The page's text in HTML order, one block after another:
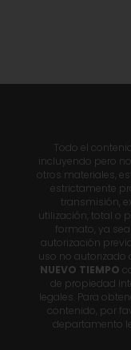
Todo el
incluyendo pero
otros materiales,
estrictamente
transmisión,
utilización, total o
formato, ya
autorización
uso no autorizado
NUEVO TIEMPO
de propiedad
legales. Para
contenido, por
departamento